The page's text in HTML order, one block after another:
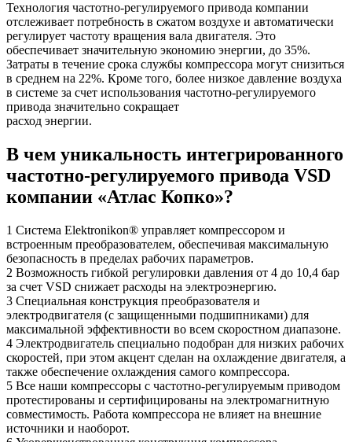
Технология частотно-регулируемого привода компании
отслеживает потребность в сжатом воздухе и автоматически
регулирует частоту вращения вала двигателя. Это
обеспечивает значительную экономию энергии, до 35%.
Затраты в течение срока службы компрессора могут снизиться
в среднем на 22%. Кроме того, более низкое давление воздуха
в системе за счет использования частотно-регулируемого
привода значительно сокращает
расход энергии.
В чем уникальность интегрированного
частотно-регулируемого привода VSD
компании «Атлас Копко»?
1 Система Elektronikon® управляет компрессором и
встроенным преобразователем, обеспечивая максимальную
безопасность в пределах рабочих параметров.
2 Возможность гибкой регулировки давления от 4 до 10,4 бар
за счет VSD снижает расходы на электроэнергию.
3 Специальная конструкция преобразователя и
электродвигателя (с защищенными подшипниками) для
максимальной эффективности во всем скоростном диапазоне.
4 Электродвигатель специально подобран для низких рабочих
скоростей, при этом акцент сделан на охлаждение двигателя, а
также обеспечение охлаждения самого компрессора.
5 Все наши компрессоры с частотно-регулируемым приводом
протестированы и сертифицированы на электромагнитную
совместимость. Работа компрессора не влияет на внешние
источники и наоборот.